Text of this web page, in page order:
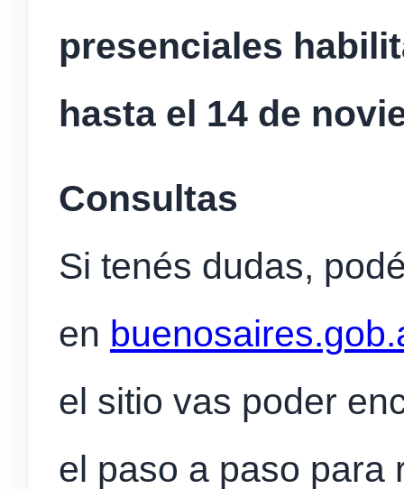
presenciales
hasta el 14 de
Consultas
Si tenés dudas,
en
el sitio vas poder
el paso a paso para